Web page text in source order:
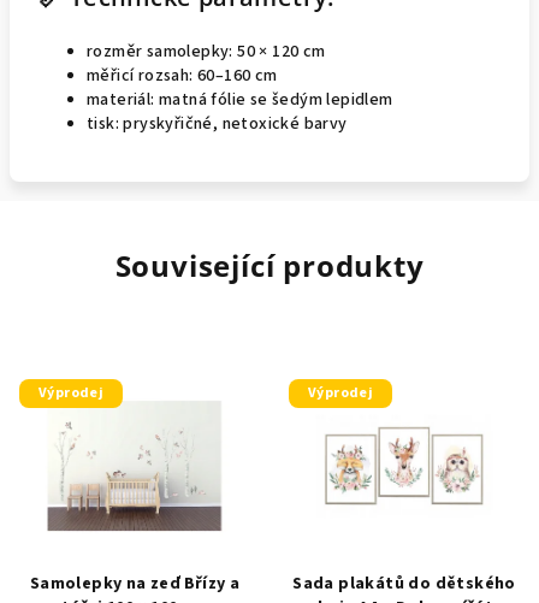
rozměr samolepky: 50 × 120 cm
měřicí rozsah: 60–160 cm
materiál: matná fólie se šedým lepidlem
tisk: pryskyřičné, netoxické barvy
Související produkty
Výprodej
Samolepky na zeď Břízy a
Výprodej
Sada plakátů do dětského